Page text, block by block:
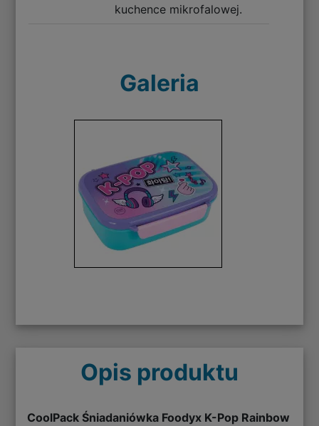
kuchence mikrofalowej.
Galeria
Opis produktu
CoolPack Śniadaniówka Foodyx K-Pop Rainbow